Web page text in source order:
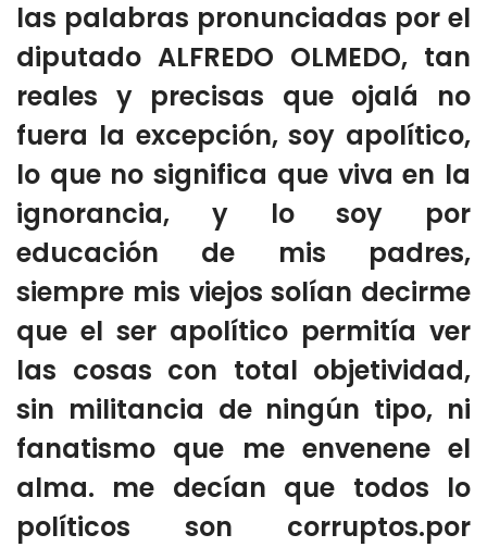
las palabras pronunciadas por el
diputado ALFREDO OLMEDO, tan
reales y precisas que ojalá no
fuera la excepción, soy apolítico,
lo que no significa que viva en la
ignorancia, y lo soy por
educación de mis padres,
siempre mis viejos solían decirme
que el ser apolítico permitía ver
las cosas con total objetividad,
sin militancia de ningún tipo, ni
fanatismo que me envenene el
alma. me decían que todos lo
políticos son corruptos.por